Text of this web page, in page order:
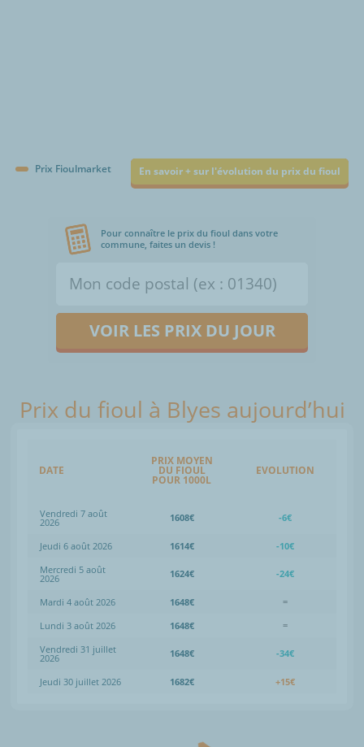
Prix Fioulmarket En savoir + sur l'évolution du prix du fioul
Pour connaître le prix du fioul dans votre
commune, faites un devis !
VOIR LES PRIX DU JOUR
Prix du fioul à Blyes aujourd’hui
DATE
PRIX MOYEN
DU FIOUL
POUR 1000L
EVOLUTION
Vendredi 7 août
2026 1608€ -6€
Jeudi 6 août 2026 1614€
-10€
Mercredi 5 août
2026 1624€ -24€
Mardi 4 août 2026 1648€
=
Lundi 3 août 2026
1648€
=
Vendredi 31 juillet
2026 1648€ -34€
Jeudi 30 juillet 2026 1682€ +15€